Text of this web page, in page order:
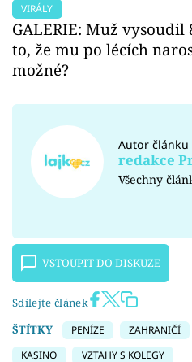
VIRÁLY
GALERIE: Muž
to, že mu po lécích
možné?
Autor článku
redakce
Všechny
VSTOUPIT DO DISKUZE
Sdílejte článek
ŠTÍTKY
PENÍZE ZAHRANIČÍ
KASINO
VZTAHY S KOLEGY